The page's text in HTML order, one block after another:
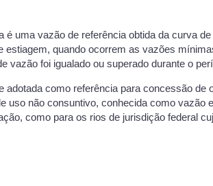
uma vazão de referência obtida da curva
quando ocorrem as vazões
foi igualado ou superado durante o
como referência para concessão de
uso não consuntivo, conhecida como vazão
como para os rios de jurisdição federal